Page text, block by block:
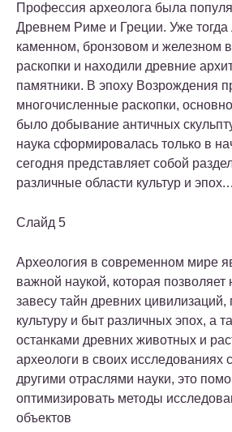
Профессия археолога была
Древнем Риме и Греции. Уже тогда
каменном, бронзовом и железном
раскопки и находили древние
памятники. В эпоху Возрождения
многочисленные раскопки,
было добывание античных
наука сформировалась только в
сегодня представляет собой
различные области культур и
Слайд 5
Археология в современном мире
важной наукой, которая позволяет
завесу тайн древних цивилизаций,
культуру и быт различных эпох, а
останками древних животных и
археологи в своих исследованиях
другими отраслями науки, это
оптимизировать методы
объектов